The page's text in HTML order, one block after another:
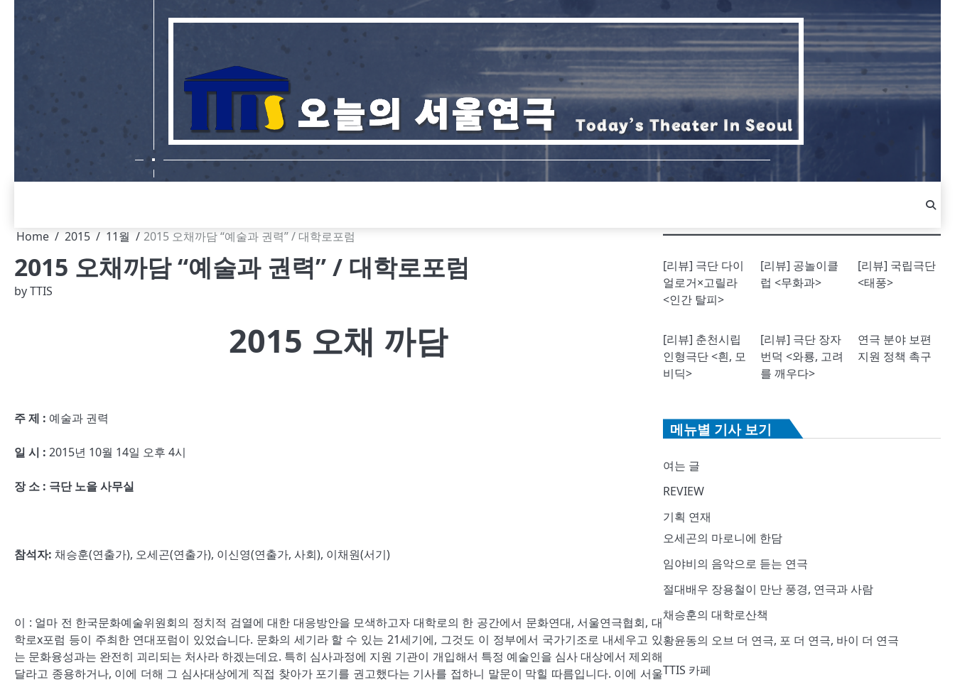
Home 2015 11월 2015 오채까담 “예술과 권력” / 대학로포럼
2015 오채까담 “예술과 권력” / 대학로포럼
byTTIS
2015 오채 까담
주 제 : 예술과 권력
일 시 : 2015년 10월 14일 오후 4시
장 소 : 극단 노을 사무실
참석자: 채승훈(연출가), 오세곤(연출가), 이신영(연출가, 사회), 이채원(서기)
이 : 얼마 전 한국문화예술위원회의 정치적 검열에 대한 대응방안을 모색하고자 대학로의 한 공간에서 문화연대, 서울연극협회, 대
학로x포럼 등이 주최한 연대포럼이 있었습니다. 문화의 세기라 할 수 있는 21세기에, 그것도 이 정부에서 국가기조로 내세우고 있
는 문화융성과는 완전히 괴리되는 처사라 하겠는데요. 특히 심사과정에 지원 기관이 개입해서 특정 예술인을 심사 대상에서 제외해
달라고 종용하거나, 이에 더해 그 심사대상에게 직접 찾아가 포기를 권고했다는 기사를 접하니 말문이 막힐 따름입니다. 이에 서울
[리뷰] 극단 다이
얼로거×고릴라
<인간 탈피>
[리뷰] 공놀이클
럽 <무화과>
[리뷰] 국립극단
<태풍>
[리뷰] 춘천시립
인형극단 <흰, 모
비딕>
[리뷰] 극단 장자
번덕 <와룡, 고려
를 깨우다>
연극 분야 보편
지원 정책 촉구
메뉴별 기사 보기
여는 글
REVIEW
기획 연재
오세곤의 마로니에 한담
임야비의 음악으로 듣는 연극
절대배우 장용철이 만난 풍경, 연극과 사람
채승훈의 대학로산책
황윤동의 오브 더 연극, 포 더 연극, 바이 더 연극
TTIS 카페